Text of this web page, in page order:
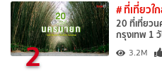
2
# ที่เที่ยวใ
20 ที่เที่ยวน
กรุงเทพ 1
3.2M